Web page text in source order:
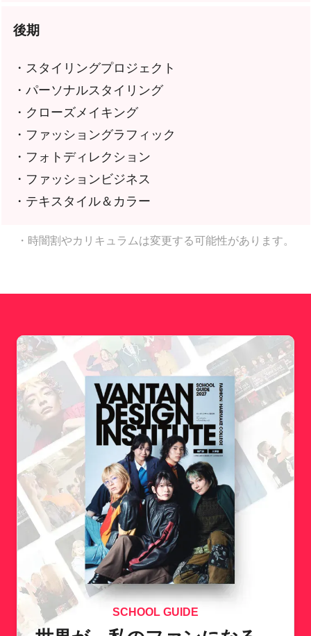
後期
・スタイリングプロジェクト
・パーソナルスタイリング
・クローズメイキング
・ファッショングラフィック
・フォトディレクション
・ファッションビジネス
・テキスタイル＆カラー
・時闇割やカリキュラムは変更する可能性があります。
SCHOOL GUIDE